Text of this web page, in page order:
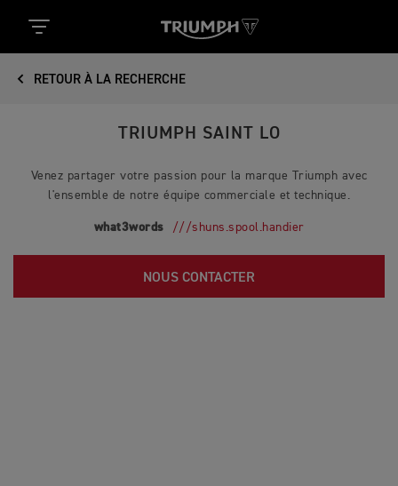
RETOUR À LA RECHERCHE
TRIUMPH SAINT LO
Venez partager votre passion pour la marque Triumph avec
l'ensemble de notre équipe commerciale et technique.
what3words ///shuns.spool.handier
NOUS CONTACTER